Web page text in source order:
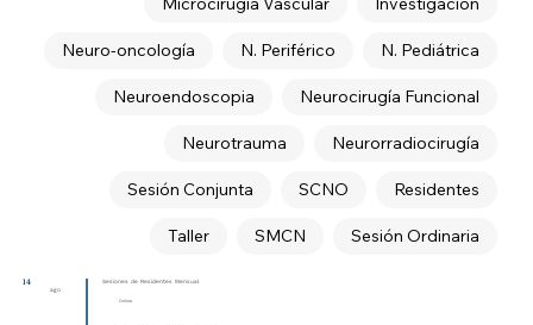
N. Pediátrica
N. Periférico
Neuro-oncología
Neurocirugía Funcional
Neuroendoscopia
Neurorradiocirugía
Neurotrauma
Residentes
SCNO
Sesión Conjunta
Sesión Ordinaria
SMCN
Taller
14
ago
Sesiones de Residentes Mensual
Online